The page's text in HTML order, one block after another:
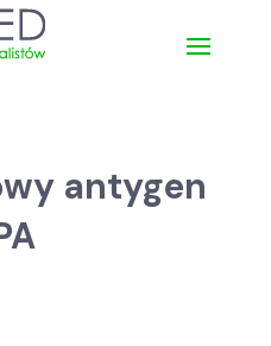
antygen